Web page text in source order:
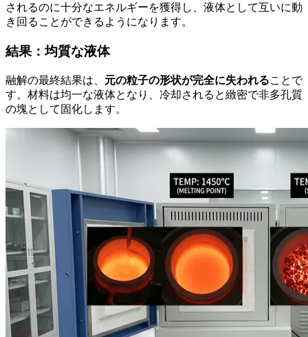
されるのに十分なエネルギーを獲得し、液体として互いに動
き回ることができるようになります。
結果：均質な液体
融解の最終結果は、 元の粒子の形状が完全に失われることで
す。材料は均一な液体となり、冷却されると緻密で非多孔質
の塊として固化します。